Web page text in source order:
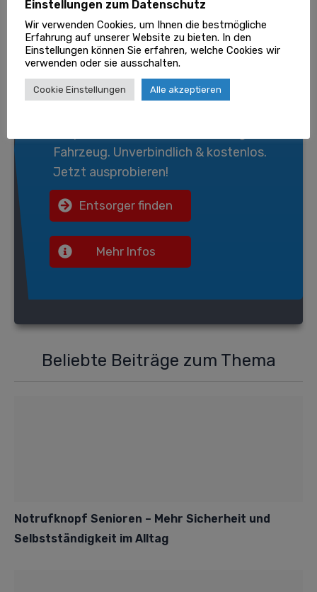
Wir entsorgen gratis Ihr
Fahrzeug!
Fahrzeug. Unverbindlich & kostenlos.
Jetzt ausprobieren!
Entsorger finden
Mehr Infos
Beliebte Beiträge zum Thema
Notrufknopf Senioren – Mehr Sicherheit und
Selbstständigkeit im Alltag
Einstellungen zum Datenschutz
Wir verwenden Cookies, um Ihnen die bestmögliche
Erfahrung auf unserer Website zu bieten. In den
Einstellungen können Sie erfahren, welche Cookies wir
verwenden oder sie ausschalten.
Cookie Einstellungen Alle akzeptieren